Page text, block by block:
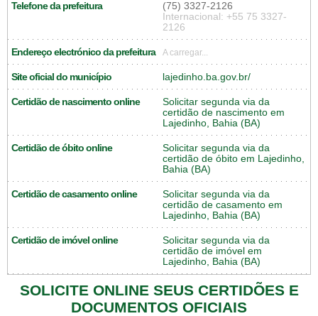
Telefone da prefeitura
(75) 3327-2126
Internacional: +55 75 3327-
2126
Endereço electrónico da prefeitura A carregar...
Site oficial do município lajedinho.ba.gov.br/
Certidão de nascimento online
Solicitar segunda via da
certidão de nascimento em
Lajedinho, Bahia (BA)
Certidão de óbito online
Solicitar segunda via da
certidão de óbito em Lajedinho,
Bahia (BA)
Certidão de casamento online
Solicitar segunda via da
certidão de casamento em
Lajedinho, Bahia (BA)
Certidão de imóvel online
Solicitar segunda via da
certidão de imóvel em
Lajedinho, Bahia (BA)
SOLICITE ONLINE SEUS CERTIDÕES E
DOCUMENTOS OFICIAIS